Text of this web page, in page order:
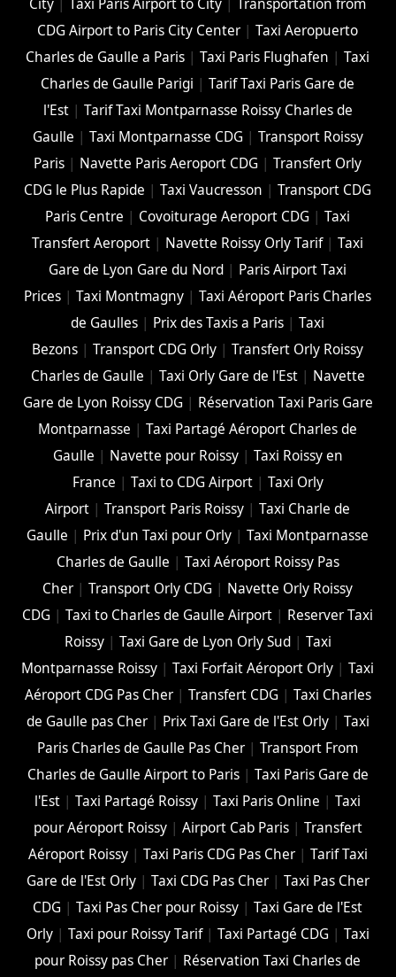
City |Taxi Paris Airport to City |Transportation from
CDG Airport to Paris City Center |Taxi Aeropuerto
Charles de Gaulle a Paris |Taxi Paris Flughafen |Taxi
Charles de Gaulle Parigi |Tarif Taxi Paris Gare de
l'Est| Tarif Taxi Montparnasse Roissy Charles de
Gaulle | Taxi Montparnasse CDG | Transport Roissy
Paris | Navette Paris Aeroport CDG |Transfert Orly
CDG le Plus Rapide |Taxi Vaucresson |Transport CDG
Paris Centre | Covoiturage Aeroport CDG |Taxi
Transfert Aeroport | Navette Roissy Orly Tarif|Taxi
Gare de Lyon Gare du Nord | Paris Airport Taxi
Prices |Taxi Montmagny |Taxi Aéroport Paris Charles
de Gaulles | Prix des Taxis a Paris |Taxi
Bezons |Transport CDG Orly |Transfert Orly Roissy
Charles de Gaulle | Taxi Orly Gare de l'Est| Navette
Gare de Lyon Roissy CDG | Réservation Taxi Paris Gare
Montparnasse |Taxi Partagé Aéroport Charles de
Gaulle | Navette pour Roissy| Taxi Roissy en
France | Taxi to CDG Airport| Taxi Orly
Airport |Transport Paris Roissy |Taxi Charle de
Gaulle | Prix d'un Taxi pour Orly |Taxi Montparnasse
Charles de Gaulle | Taxi Aéroport Roissy Pas
Cher |Transport Orly CDG | Navette Orly Roissy
CDG |Taxi to Charles de Gaulle Airport | Reserver Taxi
Roissy| Taxi Gare de Lyon Orly Sud| Taxi
Montparnasse Roissy |Taxi Forfait Aéroport Orly |Taxi
Aéroport CDG Pas Cher| Transfert CDG | Taxi Charles
de Gaulle pas Cher| Prix Taxi Gare de l'Est Orly| Taxi
Paris Charles de Gaulle Pas Cher |Transport From
Charles de Gaulle Airport to Paris| Taxi Paris Gare de
l'Est |Taxi Partagé Roissy |Taxi Paris Online |Taxi
pour Aéroport Roissy| Airport Cab Paris| Transfert
Aéroport Roissy| Taxi Paris CDG Pas Cher| Tarif Taxi
Gare de l'Est Orly| Taxi CDG Pas Cher| Taxi Pas Cher
CDG |Taxi Pas Cher pour Roissy |Taxi Gare de l'Est
Orly| Taxi pour Roissy Tarif| Taxi Partagé CDG | Taxi
pour Roissy pas Cher | Réservation Taxi Charles de